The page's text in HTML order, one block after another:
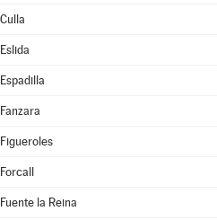
Culla
Eslida
Espadilla
Fanzara
Figueroles
Forcall
Fuente la Reina